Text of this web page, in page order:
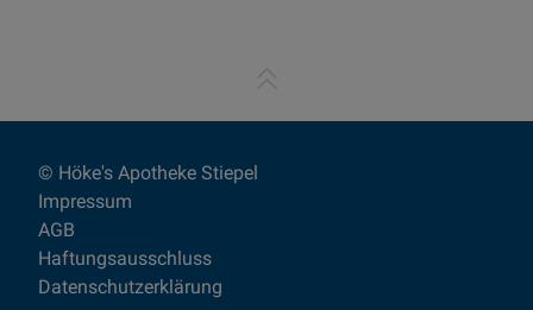
© Höke's Apotheke Stiepel
Impressum
AGB
Haftungsausschluss
Datenschutzerklärung